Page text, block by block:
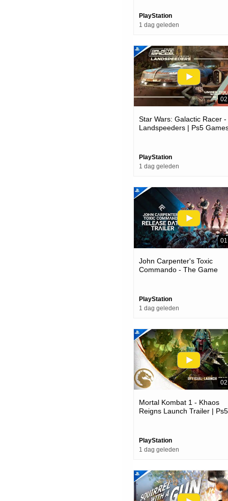
PlayStation
1 dag geleden
Star Wars: Galactic Racer -
Landspeeders | Ps5
PlayStation
1 dag geleden
John Carpenter's Toxic
Commando - The Game
PlayStation
1 dag geleden
Mortal Kombat 1 - Khaos
Reigns Launch Trailer | Ps5
PlayStation
1 dag geleden